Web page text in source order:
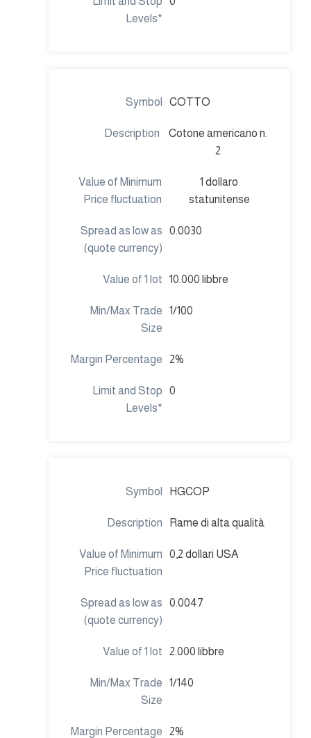
COTTO
Cotone americano n.
2
1 dollaro
statunitense
0.0030
10.000 libbre
1/100
2%
0
HGCOP
Rame di alta qualità
0,2 dollari USA
0.0047
2.000 libbre
1/140
2%